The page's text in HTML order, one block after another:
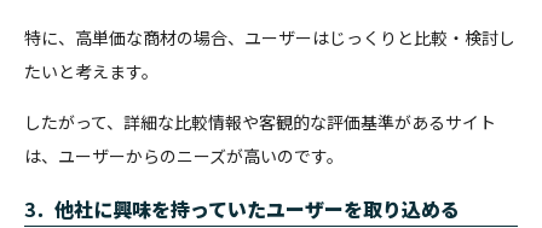
特に、高単価な商材の場合、ユーザーはじっくりと比較・検討し
たいと考えます。
したがって、詳細な比較情報や客観的な評価基準があるサイト
は、ユーザーからのニーズが高いのです。
3． 他社に興味を持っていたユーザーを取り込める